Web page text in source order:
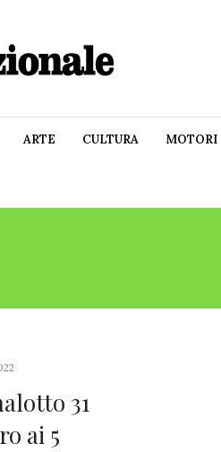
ARTE CULTURA MOTORI
31
ai 5